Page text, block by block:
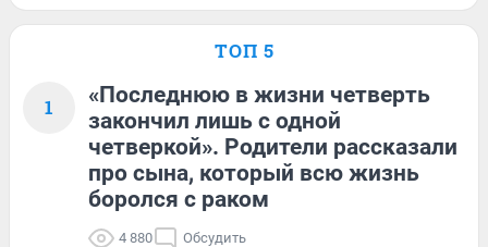
ТОП 5
1
«Последнюю в жизни четверть
закончил лишь с одной
четверкой». Родители рассказали
про сына, который всю жизнь
боролся с раком
4 880 Обсудить